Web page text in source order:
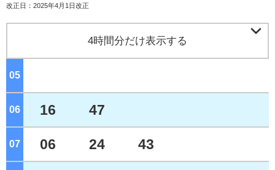
改正日：2025年4月1日改正
4時間分だけ表示する 
05
06 16 47
07 06 24 43